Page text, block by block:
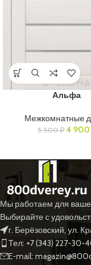
Альфа
Межкомнатные
5 500₽ 4 900
Мы работаем для
Выбирайте с
г. Берёзовский, ул.
Тел: +7 (343) 227-30-
E-mail: